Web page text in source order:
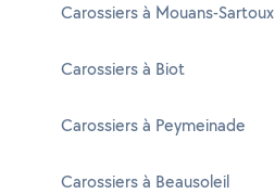
Carossiers à Mouans-Sartoux
Carossiers à Biot
Carossiers à Peymeinade
Carossiers à Beausoleil